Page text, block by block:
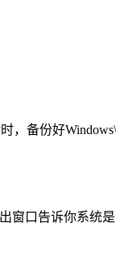
备份好
窗口告诉你系统是